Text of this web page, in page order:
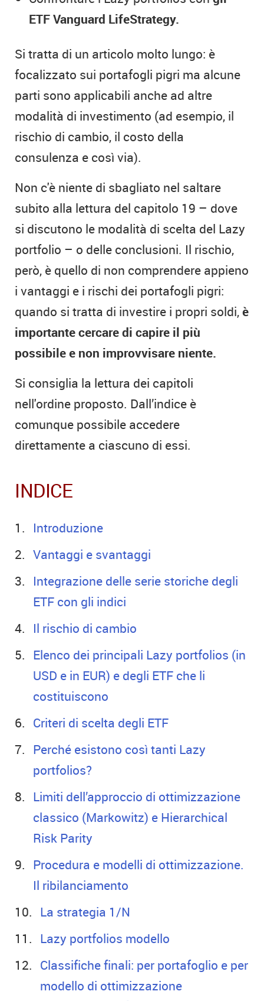
ETF Vanguard LifeStrategy.
Si tratta di un articolo molto lungo: è
focalizzato sui portafogli pigri ma alcune
parti sono applicabili anche ad altre
modalità di investimento (ad esempio, il
rischio di cambio, il costo della
consulenza e così via).
Non c'è niente di sbagliato nel saltare
subito alla lettura del capitolo 19 – dove
si discutono le modalità di scelta del Lazy
portfolio – o delle conclusioni. Il rischio,
però, è quello di non comprendere appieno
i vantaggi e i rischi dei portafogli pigri:
quando si tratta di investire i propri soldi,è
importante cercare di capire il più
possibile e non improvvisare niente.
Si consiglia la lettura dei capitoli
nell'ordine proposto. Dall’indice è
comunque possibile accedere
direttamente a ciascuno di essi.
INDICE
Introduzione
Vantaggi e svantaggi
Integrazione delle serie storiche degli
ETF con gli indici
Il rischio di cambio
Elenco dei principali Lazy portfolios (in
USD e in EUR) e degli ETF che li
costituiscono
Criteri di scelta degli ETF
Perché esistono così tanti Lazy
portfolios?
Limiti dell’approccio di ottimizzazione
classico (Markowitz) e Hierarchical
Risk Parity
Procedura e modelli di ottimizzazione.
Il ribilanciamento
La strategia 1/N
Lazy portfolios modello
Classifiche finali: per portafoglio e per
modello di ottimizzazione